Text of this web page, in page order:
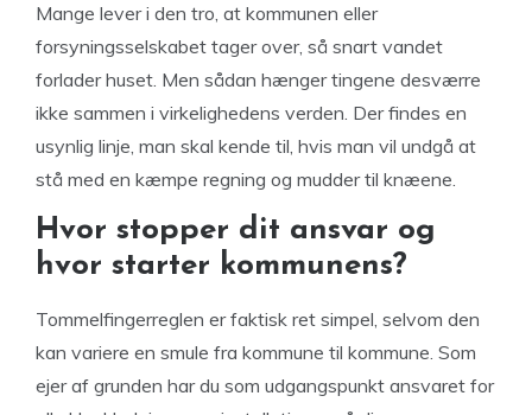
Mange lever i den tro, at kommunen eller
forsyningsselskabet tager over, så snart vandet
forlader huset. Men sådan hænger tingene desværre
ikke sammen i virkelighedens verden. Der findes en
usynlig linje, man skal kende til, hvis man vil undgå at
stå med en kæmpe regning og mudder til knæene.
Hvor stopper dit ansvar og
hvor starter kommunens?
Tommelfingerreglen er faktisk ret simpel, selvom den
kan variere en smule fra kommune til kommune. Som
ejer af grunden har du som udgangspunkt ansvaret for